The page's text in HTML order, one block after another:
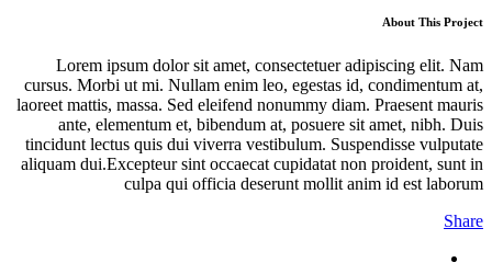
About This Project
Lorem ipsum dolor sit amet, consectetuer adipiscing elit. Nam
cursus. Morbi ut mi. Nullam enim leo, egestas id, condimentum at,
laoreet mattis, massa. Sed eleifend nonummy diam. Praesent mauris
ante, elementum et, bibendum at, posuere sit amet, nibh. Duis
tincidunt lectus quis dui viverra vestibulum. Suspendisse vulputate
aliquam dui.Excepteur sint occaecat cupidatat non proident, sunt in
culpa qui officia deserunt mollit anim id est laborum
Share